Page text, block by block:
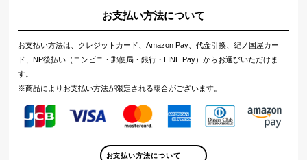
お支払い方法について
お支払い方法は、クレジットカード、Amazon Pay、代金引換、紀ノ国屋カー
ド、NP後払い（コンビニ・郵便局・銀行・LINE Pay）からお選びいただけま
す。
※商品によりお支払い方法が限定される場合がございます。
お支払い方法について